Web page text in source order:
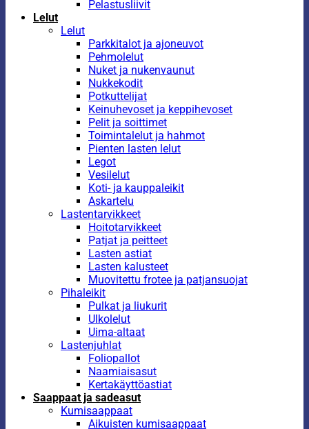
Pelastusliivit
Lelut
Lelut
Parkkitalot ja ajoneuvot
Pehmolelut
Nuket ja nukenvaunut
Nukkekodit
Potkuttelijat
Keinuhevoset ja keppihevoset
Pelit ja soittimet
Toimintalelut ja hahmot
Pienten lasten lelut
Legot
Vesilelut
Koti- ja kauppaleikit
Askartelu
Lastentarvikkeet
Hoitotarvikkeet
Patjat ja peitteet
Lasten astiat
Lasten kalusteet
Muovitettu frotee ja patjansuojat
Pihaleikit
Pulkat ja liukurit
Ulkolelut
Uima-altaat
Lastenjuhlat
Foliopallot
Naamiaisasut
Kertakäyttöastiat
Saappaat ja sadeasut
Kumisaappaat
Aikuisten kumisaappaat